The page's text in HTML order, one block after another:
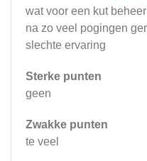
wat voor een kut beheer
na zo veel pogingen
slechte ervaring
Sterke punten
geen
Zwakke punten
te veel